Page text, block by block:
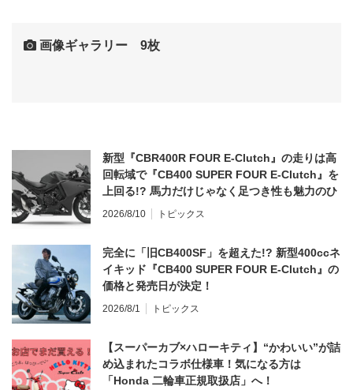
画像ギャラリー 9枚
新型『CBR400R FOUR E-Clutch』の走りは高
回転域で『CB400 SUPER FOUR E-Clutch』を
上回る!? 馬力だけじゃなく足つき性も魅力のひ
とつ！
2026/8/10 トピックス
完全に「旧CB400SF」を超えた!? 新型400ccネ
イキッド『CB400 SUPER FOUR E-Clutch』の
価格と発売日が決定！
2026/8/1 トピックス
【スーパーカブ×ハローキティ】“かわいい”が詰
め込まれたコラボ仕様車！気になる方は
「Honda 二輪車正規取扱店」へ！